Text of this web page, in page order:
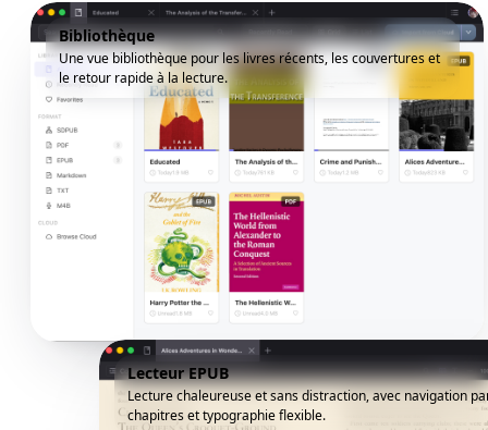
Bibliothèque
Une vue bibliothèque pour les livres récents, les couvertures et
le retour rapide à la lecture.
Lecteur EPUB
Lecture chaleureuse et sans distraction, avec navigation
chapitres et typographie flexible.